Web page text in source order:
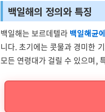
백일해의 정의와 특징
백일해는 보르데텔라 백일해균
니다. 초기에는 콧물과 경미한
모든 연령대가 걸릴 수 있으며,